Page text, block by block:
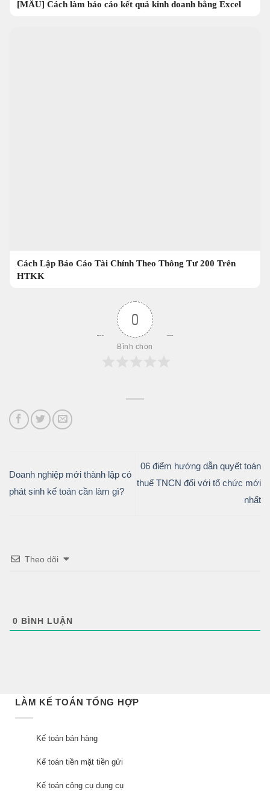
[MẪU] Cách làm báo cáo kết quả kinh doanh bằng Excel
Cách Lập Báo Cáo Tài Chính Theo Thông Tư 200 Trên
HTKK
0
Bình chọn
Doanh nghiệp mới thành lập có
phát sinh kế toán cần làm gì?
06 điểm hướng dẫn quyết toán
thuế TNCN đối với tổ chức mới
nhất
Theo dõi
0 BÌNH LUẬN
LÀM KẾ TOÁN TỔNG HỢP
Kế toán bán hàng
Kế toán tiền mặt tiền gửi
Kế toán công cụ dụng cụ